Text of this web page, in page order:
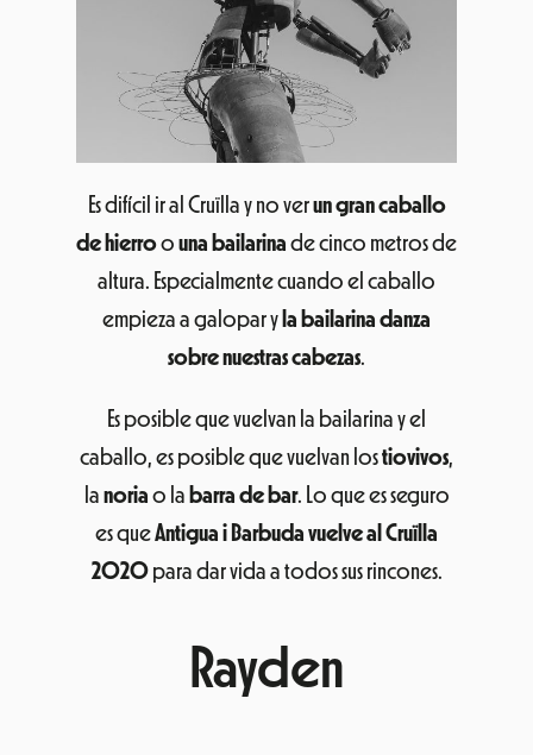
Es difícil ir al Cruïlla y no verun gran caballo
de hierroo una bailarina de cinco metros de
altura. Especialmente cuando el caballo
empieza a galopar y la bailarina danza
sobre nuestras cabezas.
Es posible que vuelvan la bailarina y el
caballo, es posible que vuelvan lostiovivos,
la noria o la barra de bar. Lo que es seguro
es queAntigua i Barbuda vuelve al Cruïlla
2020para dar vida a todos sus rincones.
Rayden